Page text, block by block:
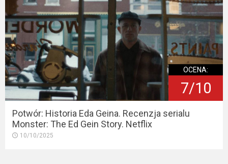
OCENA:
7/10
Potwór: Historia Eda Geina. Recenzja serialu
Monster: The Ed Gein Story. Netflix
10/10/2025